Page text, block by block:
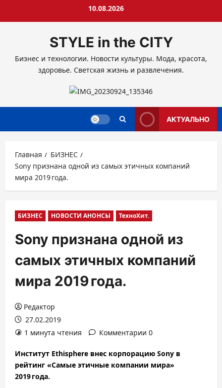
10.08.2026
STYLE in the CITY
Бизнес и технологии. Новости культуры. Мода, красота,
здоровье. Светская жизнь и развлечения.
АКТУАЛЬНО
Главная
БИЗНЕС
Sony признана одной из самых этичных компаний
мира 2019 года.
БИЗНЕС НОВОСТИ АНОНСЫ ТехноХит.
Sony признана одной из
самых этичных компаний
мира 2019 года.
Редактор
27.02.2019
1 минута чтения
Комментарии 0
Институт Ethisphere внес корпорацию Sony в
рейтинг «Самые этичные компании мира»
2019 года.